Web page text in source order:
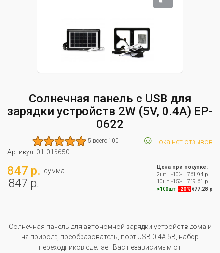
Солнечная панель с USB для
зарядки устройств 2W (5V, 0.4A) EP-
0622
5 всего 100 ☺ Пока нет отзывов
Артикул: 01-016650
847 р. сумма
847 р.
Цена при покупке:
2шт
-10%
761.94 р
10шт -15%
719.61 р
>100шт -20% 677.28 р
Солнечная панель для автономной зарядки устройств дома и
на природе, преобразователь, порт USB 0.4A 5В, набор
переходников сделает Вас независимым от